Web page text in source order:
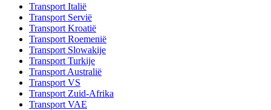
Transport Italië
Transport Servië
Transport Kroatië
Transport Roemenië
Transport Slowakije
Transport Turkije
Transport Australië
Transport VS
Transport Zuid-Afrika
Transport VAE